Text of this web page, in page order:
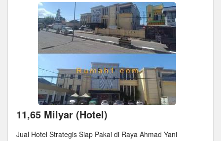
11,65 Milyar (Hotel)
Jual Hotel Strategis Siap Pakai di Raya Ahmad Yani